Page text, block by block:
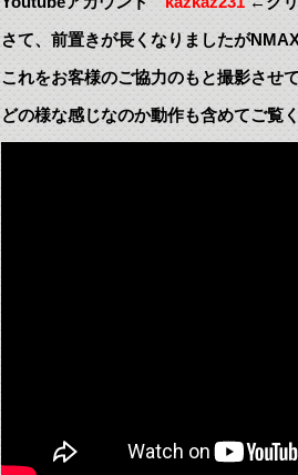
さて、前置きが長くなりましたが
これをお客様のご協力のもと撮影さ
どの様な感じなのか動作も含めてご